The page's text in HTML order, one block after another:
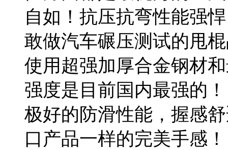
自如！抗压抗弯性能强
敢做汽车碾压测试的甩
使用超强加厚合金钢材
强度是目前国内最强的
极好的防滑性能，握感
口产品一样的完美手感